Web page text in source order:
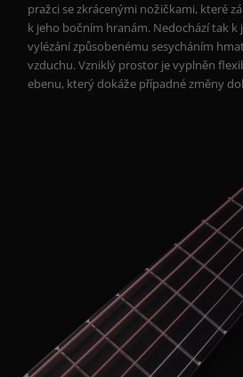
pražci se zkrácenými nožičkami, které
k jeho bočním hranám. Nedochází tak k
vylézání způsobenému sesycháním
vzduchu. Vzniklý prostor je vyplněn
ebenu, který dokáže případné změny